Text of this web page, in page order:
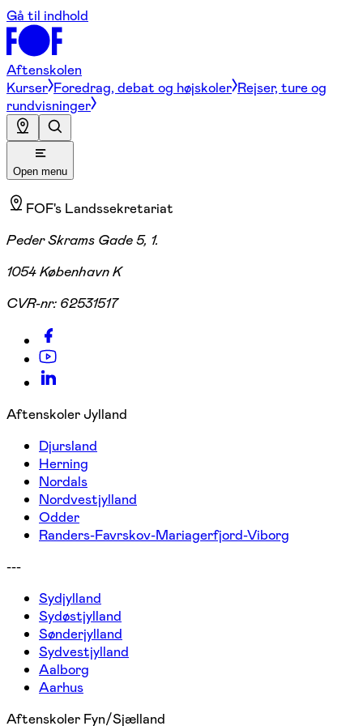
Gå til indhold
Aftenskolen
Kurser Foredrag, debat og højskoler Rejser, ture og
rundvisninger
Open menu
FOF's Landssekretariat
Peder Skrams Gade 5, 1.
1054 København K
CVR-nr: 62531517
Aftenskoler Jylland
Djursland
Herning
Nordals
Nordvestjylland
Odder
Randers-Favrskov-Mariagerfjord-Viborg
---
Sydjylland
Sydøstjylland
Sønderjylland
Sydvestjylland
Aalborg
Aarhus
Aftenskoler Fyn/Sjælland